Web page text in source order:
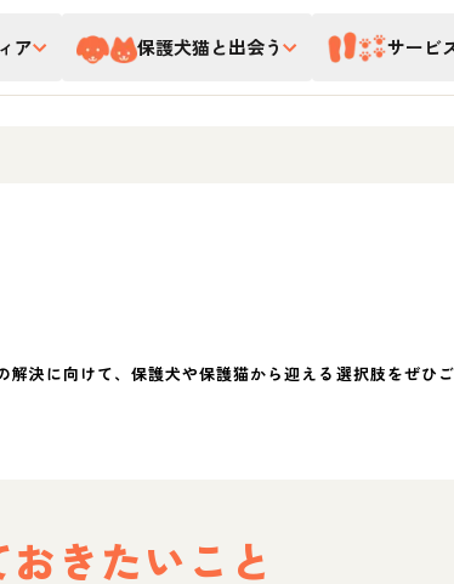
ア 保護犬猫と出会う サービ
決に向けて、保護犬や保護猫から迎える選択肢をぜひ
きたいこと